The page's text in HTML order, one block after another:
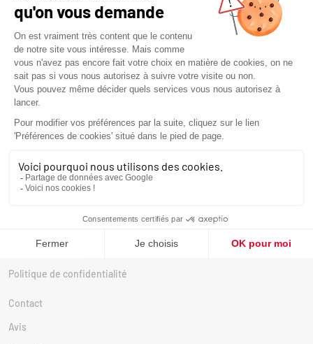
Poêles à bois double face
Poêles à bois ronds
Poêles à bois suspendus
Poêles à bois traditionnels & vintages
Poêles à bois design et modernes
Nos réalisations
Conseils
Comparatif
Politique de confidentialité
Contact
Avis